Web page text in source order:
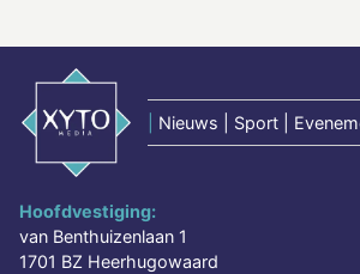
Nieuws | Sport |
Hoofdvestiging:
van Benthuizenlaan 1
1701 BZ Heerhugowaard